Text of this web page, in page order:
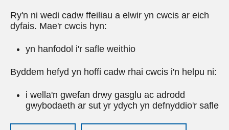
Ry'n ni wedi cadw ffeiliau a elwir yn cwcis ar eich
dyfais. Mae'r cwcis hyn:
yn hanfodol i'r safle weithio
Byddem hefyd yn hoffi cadw rhai cwcis i'n helpu ni:
i wella'n gwefan drwy gasglu ac adrodd
gwybodaeth ar sut yr ydych yn defnyddio'r safle